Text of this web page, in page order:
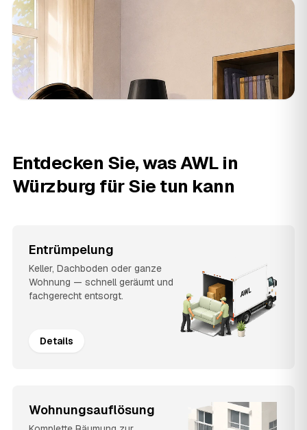
Entdecken Sie, was AWL in
Würzburg für Sie tun kann
Entrümpelung
Keller, Dachboden oder ganze
Wohnung — schnell geräumt und
fachgerecht entsorgt.
Details
Wohnungsauflösung